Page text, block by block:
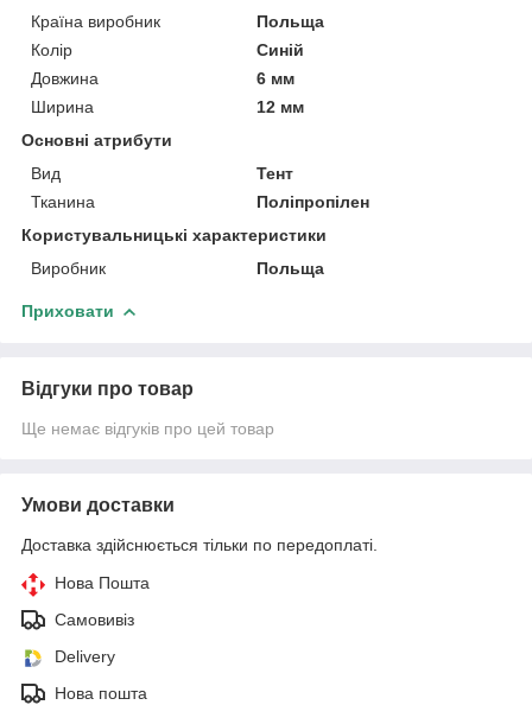
Країна виробник
Польща
Колір
Синій
Довжина
6 мм
Ширина
12 мм
Основні атрибути
Вид
Тент
Тканина
Поліпропілен
Користувальницькі характеристики
Виробник
Польща
Приховати
Відгуки про товар
Ще немає відгуків про цей товар
Умови доставки
Доставка здійснюється тільки по передоплаті.
Нова Пошта
Самовивіз
Delivery
Нова пошта